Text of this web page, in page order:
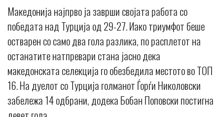
Македонија најпрво ја заврши својата работа со
победата над Турција од 29-27. Иако триумфот беше
остварен со само два гола разлика, по расплетот на
останатите натпревари стана јасно дека
македонската селекција го обезбедила местото во ТОП
16. На дуелот со Турција голманот Ѓорѓи Николовски
забележа 14 одбрани, додека Бобан Поповски постигна